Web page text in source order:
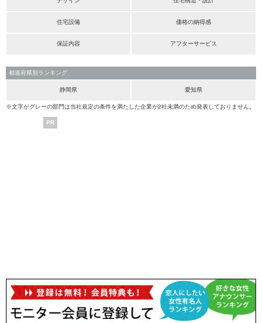
住宅設備 価格の納得感
保証内容 アフターサービス
都道府県別ランキング
静岡県 愛知県
※文字がグレーの部門は当社規定の条件を満たした企業が2社未満のため発表しておりません。
PR